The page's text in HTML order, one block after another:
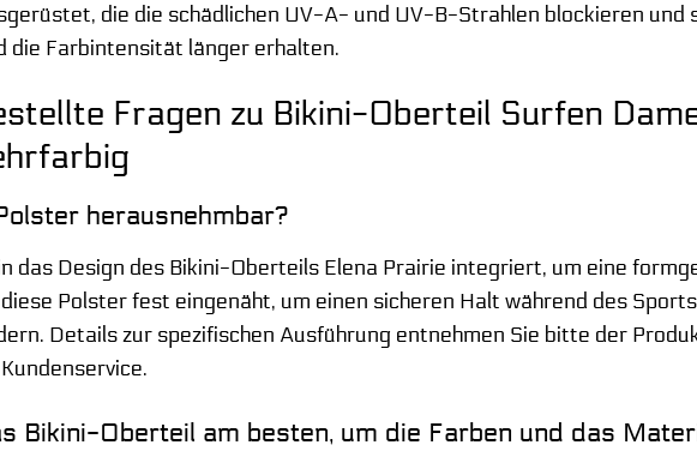
die die schädlichen UV-A- und UV-B-Strahlen blockieren und
die Farbintensität länger erhalten.
Fragen zu Bikini-Oberteil Surfen
herausnehmbar?
das Design des Bikini-Oberteils Elena Prairie integriert, um eine
Polster fest eingenäht, um einen sicheren Halt während des
Details zur spezifischen Ausführung entnehmen Sie bitte der
Bikini-Oberteil am besten, um die Farben und das